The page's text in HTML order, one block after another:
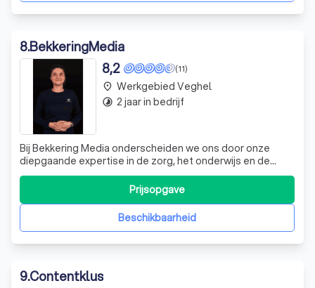
8.BekkeringMedia
(11)
8,2
Bij Bekkering Media onderscheiden we ons door onze
diepgaande expertise in de zorg, het onderwijs en de
kinderopvang. Onze samenwerking met de Woenselse
Poort heeft geleid tot impactvolle campagnes die de
verbinding tussen beeld en tekst versterken. We
begrijpen de unieke uitdagingen van deze sector
Beschikbaarheid
Prijsopgave
place Werkgebied Veghel
timelapse 2 jaar in bedrijf
9.Contentklus